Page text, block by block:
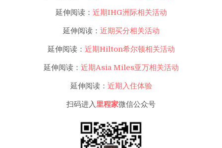
延伸阅读： 近期IHG洲际相关活动
延伸阅读： 近期买分相关活动
延伸阅读： 近期Hilton希尔顿相关活动
延伸阅读： 近期Asia Miles亚万相关活动
延伸阅读： 近期入住体验
扫码进入里程家微信公众号